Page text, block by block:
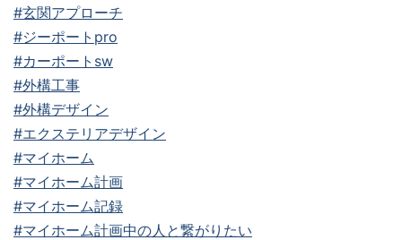
#玄関アプローチ
#ジーポートpro
#カーポートsw
#外構工事
#外構デザイン
#エクステリアデザイン
#マイホーム
#マイホーム計画
#マイホーム記録
#マイホーム計画中の人と繋がりたい